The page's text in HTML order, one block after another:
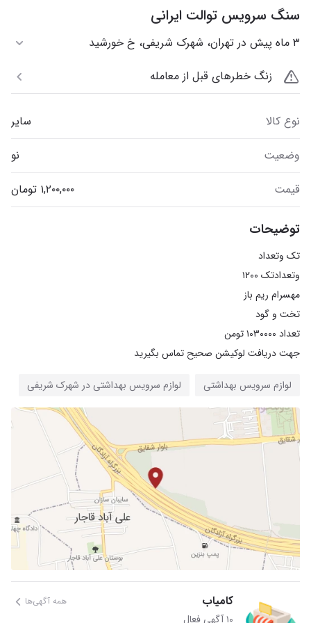
سنگ سرویس توالت ایرانی
۳ ماه پیش در تهران، شهرک شریفی، خ خورشید
زنگ خطرهای قبل از معامله
نوع کالا
سایر
وضعیت
نو
قیمت
توضیحات
جهت دریافت لوکیشن صحیح تماس بگیرید
لوازم سرویس بهداشتی لوازم سرویس بهداشتی در شهرک شریفی
کامیاب همه آگهی‌ها
۱۰ آگهی فعال